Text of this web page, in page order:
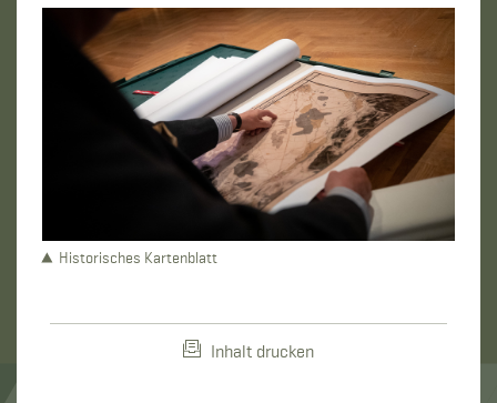
Historisches Kartenblatt
Inhalt drucken